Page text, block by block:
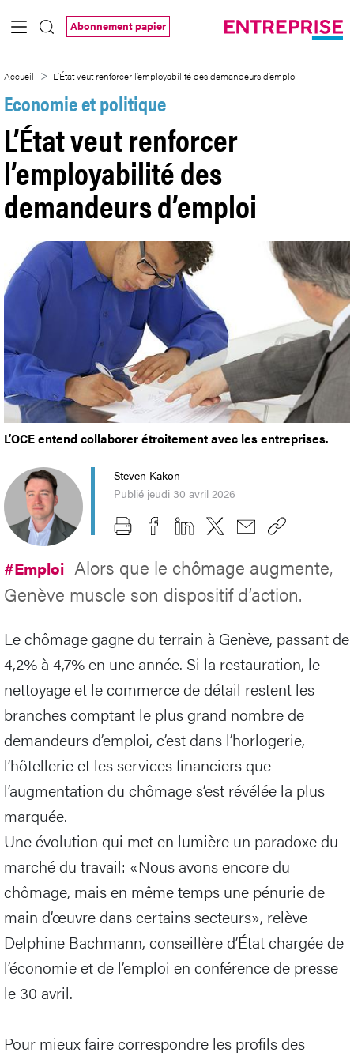
Saut au contenu principal
Abonnement papier
L’État veut renforcer l’employabilité
Accueil L’État veut renforcer l’employabilité des demandeurs d’emploi
Economie et politique
L’État veut renforcer
l’employabilité des
demandeurs d’emploi
L’OCE entend collaborer étroitement avec les entreprises.
Steven Kakon
Publié jeudi 30 avril 2026
#Emploi Alors que le chômage augmente,
Genève muscle son dispositif d’action.
Le chômage gagne du terrain à Genève, passant de
4,2% à 4,7% en une année. Si la restauration, le
nettoyage et le commerce de détail restent les
branches comptant le plus grand nombre de
demandeurs d’emploi, c’est dans l’horlogerie,
l’hôtellerie et les services financiers que
l’augmentation du chômage s’est révélée la plus
marquée.
Une évolution qui met en lumière un paradoxe du
marché du travail: «Nous avons encore du
chômage, mais en même temps une pénurie de
main d’œuvre dans certains secteurs», relève
Delphine Bachmann, conseillère d’État chargée de
l’économie et de l’emploi en conférence de presse
le 30 avril.
Pour mieux faire correspondre les profils des